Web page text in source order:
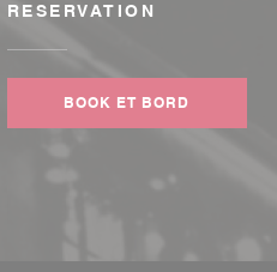
RESERVATION
BOOK ET BORD